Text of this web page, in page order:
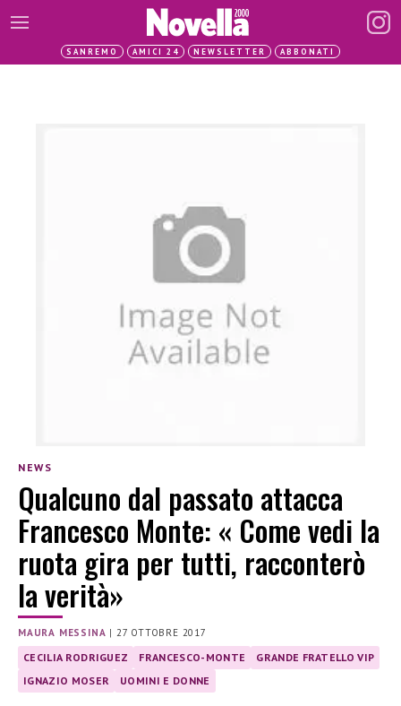
SANREMO AMICI 24 NEWSLETTER ABBONATI
NEWS
Qualcuno dal passato attacca
Francesco Monte: « Come vedi la
ruota gira per tutti, racconterò
la verità»
MAURA MESSINA | 27 OTTOBRE 2017
CECILIA RODRIGUEZ FRANCESCO-MONTE
GRANDE FRATELLO VIP
IGNAZIO MOSER
UOMINI E DONNE